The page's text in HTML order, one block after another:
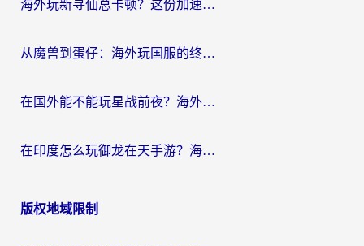
海外玩新寻仙总卡顿？这份加速器选择指南让你秒回国服流畅体验
从魔兽到蛋仔：海外玩国服的终极加速指南，找到你的专属高速通道
在国外能不能玩星战前夜？海外党国服游戏不卡顿的秘密武器在这里
在印度怎么玩御龙在天手游？海外党畅玩国服的终极生存指南
版权地域限制